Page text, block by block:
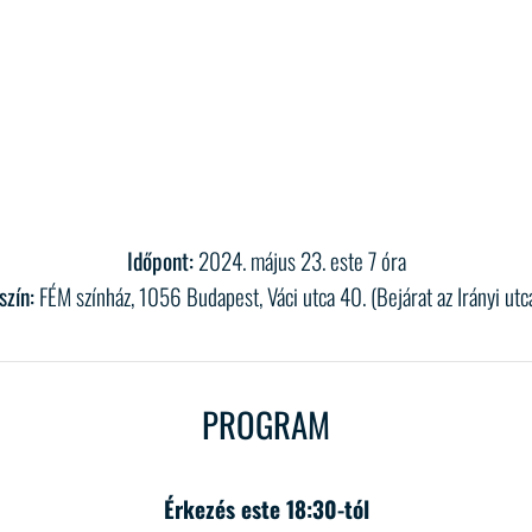
Időpont:2024. május 23. este 7 óra
FÉM színház, 1056 Budapest, Váci utca 40. (Bejárat az Irányi
PROGRAM
Érkezés este 18:30-tól